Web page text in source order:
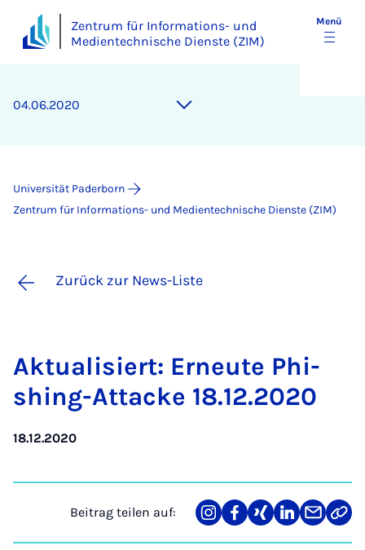
Zentrum für Informations- und
Medientechnische Dienste (ZIM)
Menü
04.06.2020
Universität Paderborn
Zentrum für Informations- und Medientechnische Dienste (ZIM)
Zurück zur News-Liste
Ak­tu­a­li­siert: Er­neu­te Phi­
shing-At­ta­cke 18.12.2020
18.12.2020
Beitrag teilen auf:
Teilen
auf
Teilen
auf
Teilen
auf
Teilen
auf
Teilen
über
Link